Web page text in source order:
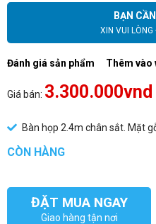
BẠN
XIN VUI LÒNG
Đánh giá sản phẩm Thêm vào
Giá bán: 3.300.000vnd
Bàn họp 2.4m chân sắt. Mặt
CÒN HÀNG
ĐẶT MUA NGAY
Giao hàng tận nơi